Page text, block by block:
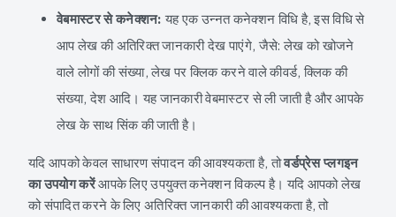
वेबमास्टर से कनेक्शन: यह एक उन्नत कनेक्शन विधि है, इस विधि से
आप लेख की अतिरिक्त जानकारी देख पाएंगे, जैसे: लेख को खोजने
वाले लोगों की संख्या, लेख पर क्लिक करने वाले कीवर्ड, क्लिक की
संख्या, देश आदि। यह जानकारी वेबमास्टर से ली जाती है और आपके
लेख के साथ सिंक की जाती है।
यदि आपको केवल साधारण संपादन की आवश्यकता है, तोवर्डप्रेस प्लगइन
का उपयोग करेंआपके लिए उपयुक्त कनेक्शन विकल्प है। यदि आपको लेख
को संपादित करने के लिए अतिरिक्त जानकारी की आवश्यकता है, तो